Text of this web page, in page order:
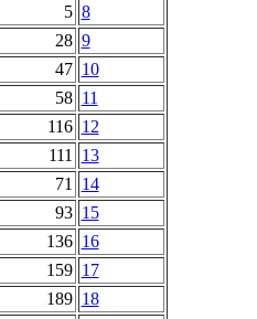
5 8
28 9
47 10
58 11
116 12
111
13
71
14
93 15
136 16
159 17
189 18